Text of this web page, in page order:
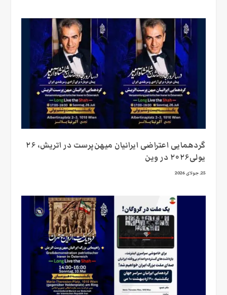
گردهمایی اعتراضی ایرانیان میهن‌پرست در اتریش، ۲۶
یولی۲۰۲۶ در وین
25. جولای 2026